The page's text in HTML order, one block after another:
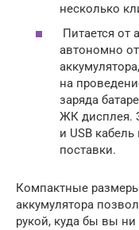
несколько
Питается от
автономно
на
заряда
ЖК дисплея.
и USB
поставки.
Компактные
аккумулятора
рукой, куда бы вы ни